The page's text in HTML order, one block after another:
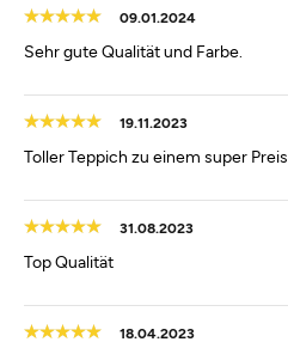
09.01.2024
Sehr gute Qualität und Farbe.
19.11.2023
Toller Teppich zu einem super Preis.
31.08.2023
Top Qualität
18.04.2023